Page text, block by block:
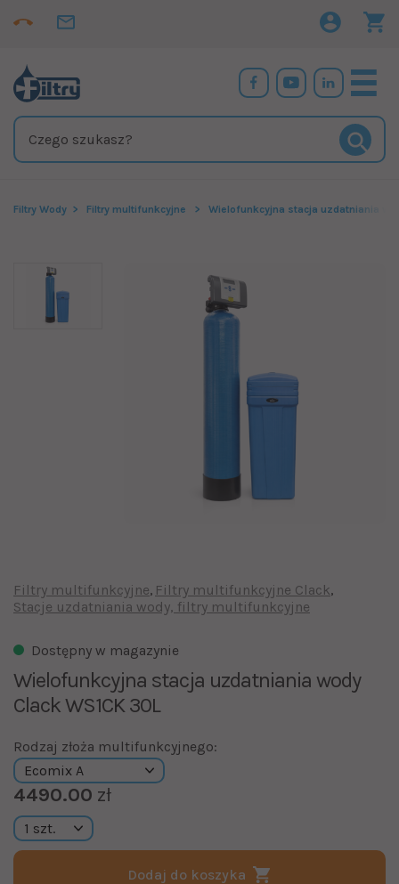
Filtry Wody Filtry multifunkcyjne Wielofunkcyjna stacja uzdatniania
Filtry multifunkcyjne Filtry multifunkcyjne Clack
Stacje uzdatniania wody, filtry multifunkcyjne
Dostępny w magazynie
Wielofunkcyjna stacja uzdatniania wody
Clack WS1CK 30L
Rodzaj złoża multifunkcyjnego:
4490.00 zł
Dodaj do koszyka